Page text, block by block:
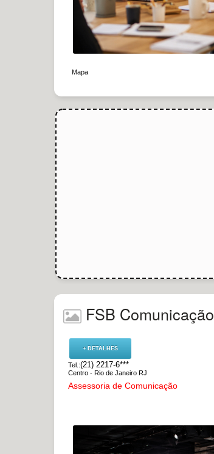
Mapa
FSB Comunicação
+ DETALHES
Tel.:(21) 2217-6***
Centro - Rio de Janeiro RJ
Assessoria de Comunicação